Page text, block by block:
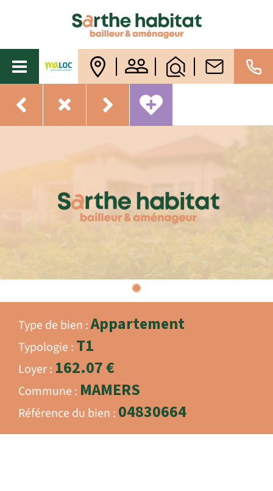
Type de bien Appartement
Typologie T1
Loyer 162.07 €
Commune MAMERS
Référence du bien 04830664